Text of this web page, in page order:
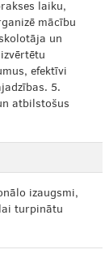
laiku,
mācību
un
efektīvi
5.
atbilstošus
izaugsmi,
turpinātu